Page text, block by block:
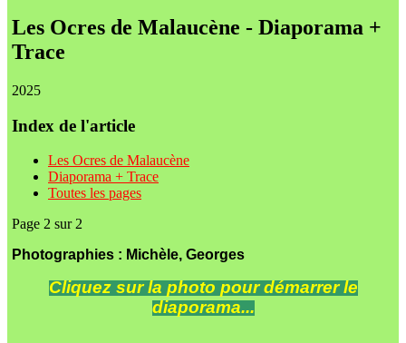
Les Ocres de Malaucène - Diaporama +
Trace
2025
Index de l'article
Les Ocres de Malaucène
Diaporama + Trace
Toutes les pages
Page 2 sur 2
Photographies : Michèle, Georges
Cliquez sur la photo pour démarrer le
diaporama...